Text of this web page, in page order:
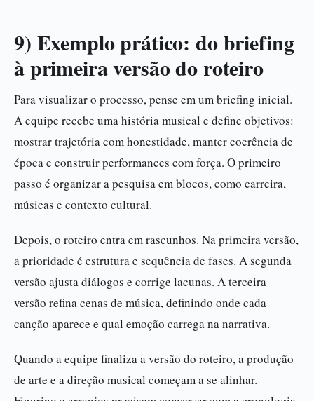
9) Exemplo prático: do briefing
à primeira versão do roteiro
Para visualizar o processo, pense em um briefing inicial.
A equipe recebe uma história musical e define objetivos:
mostrar trajetória com honestidade, manter coerência de
época e construir performances com força. O primeiro
passo é organizar a pesquisa em blocos, como carreira,
músicas e contexto cultural.
Depois, o roteiro entra em rascunhos. Na primeira versão,
a prioridade é estrutura e sequência de fases. A segunda
versão ajusta diálogos e corrige lacunas. A terceira
versão refina cenas de música, definindo onde cada
canção aparece e qual emoção carrega na narrativa.
Quando a equipe finaliza a versão do roteiro, a produção
de arte e a direção musical começam a se alinhar.